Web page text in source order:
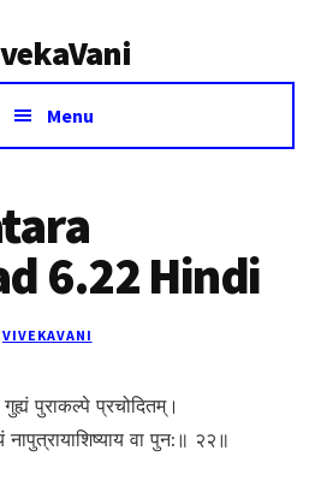
Menu
6.22 Hindi
VIVEKAVANI
पुराकल्पे प्रचोदितम्।
नापुत्रायाशिष्याय वा पुन:॥ २२॥